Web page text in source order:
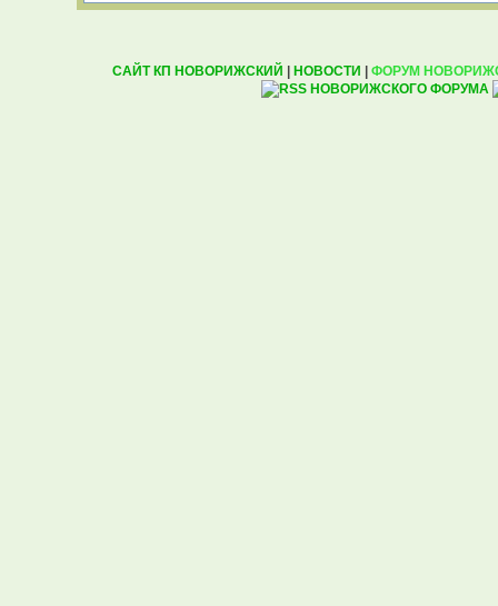
САЙТ КП НОВОРИЖСКИЙ НОВОСТИ ФОРУМ